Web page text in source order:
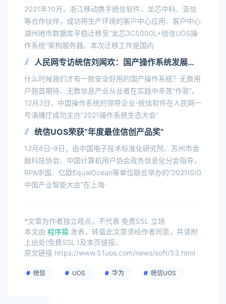
信UOS”在生产环境投产
2021年10月，浙江移动携手统信软件、龙芯中科、亚信
等合作伙伴，成功将生产环境的客户中心应用、客户中心
湖州地市数据库平稳迁移至“龙芯3C5000L+统信UOS操
作系统”架构服务器。本次迁移工作是国内
人民网专访统信刘闻欢：国产操作系统发展成
败中的“安全”“生态”与“心态”
什么时候我们才有一款安全好用的国产操作系统？无数用
户翘首期待、无数信息产业从业者在实践中辛苦“作答”。
12月3日，中国操作系统的领导企业-统信软件在人民网一
号演播厅成功主办“2021操作系统生态大会”
统信UOS荣获“年度最佳信创产品奖”
12月8日-9日，由中国电子技术标准化研究院、苏州市金
融科技协会、中国计算机用户协会政务信息化分会指导，
RPA中国、亿欧EqualOcean等单位联合举办的“2021ISIG
中国产业智能大会”在上海·
*文章为作者独立观点，不代表 免费SSL 立场
本文由 程序猿 发表，转载此文章须经作者同意，并请附
上出处(免费SSL )及本页链接。
原文链接 https://www.51uos.com/news/soft/53.html
统信 UOS 华为 统信UOS